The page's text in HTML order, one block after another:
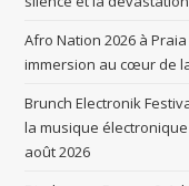
Afro Nation 2026 à
immersion au cœur de
Brunch Electronik
la musique
août 2026